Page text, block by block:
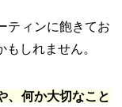
ティンに飽きてお
もしれません。
、何か大切なこと